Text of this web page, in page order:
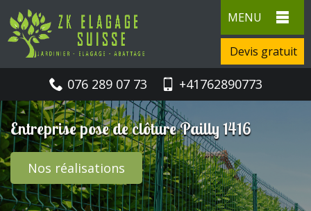
MENU
Devis gratuit
076 289 07 73 +41762890773
Entreprise pose de clôture Pailly 1416
Nos réalisations